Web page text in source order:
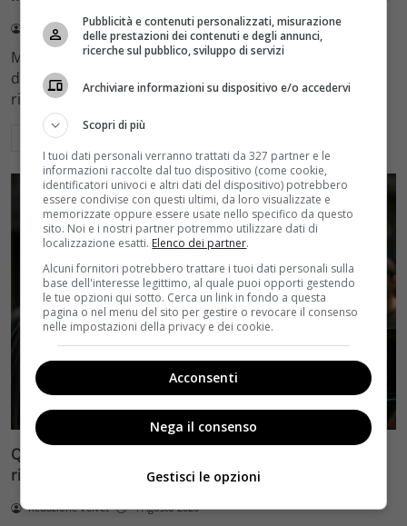
Redazione Velvet 4 Agosto 2026
Mediaset sceglie di mantenere Gerry Scotti e La Ruota
della Fortuna nell'access prime time estivo di Canale 5,
rinviando a dicembre il debutto di Enrico Pa
Leggi di più
Quentin Tarantino e il decimo film: Robert Richardson
rivela riprese forse nel 2027 e l’addio a The Movie Critic
Redazione Velvet 4 Agosto 2026
Pubblicità e contenuti personalizzati, misurazione
delle prestazioni dei contenuti e degli annunci,
ricerche sul pubblico, sviluppo di servizi
Archiviare informazioni su dispositivo e/o accedervi
Scopri di più
I tuoi dati personali verranno trattati da 327 partner e le
informazioni raccolte dal tuo dispositivo (come cookie,
identificatori univoci e altri dati del dispositivo) potrebbero
essere condivise con questi ultimi, da loro visualizzate e
memorizzate oppure essere usate nello specifico da questo
sito. Noi e i nostri partner potremmo utilizzare dati di
localizzazione esatti. Elenco dei partner.
Alcuni fornitori potrebbero trattare i tuoi dati personali sulla
base dell'interesse legittimo, al quale puoi opporti gestendo
le tue opzioni qui sotto. Cerca un link in fondo a questa
pagina o nel menu del sito per gestire o revocare il consenso
nelle impostazioni della privacy e dei cookie.
Acconsenti
Nega il consenso
Gestisci le opzioni